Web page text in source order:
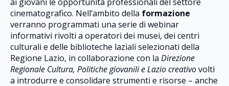
cinematografico. Nell’ambito della formazione
verranno programmati una serie di webinar
informativi rivolti a operatori dei musei, dei centri
culturali e delle biblioteche laziali selezionati della
Regione Lazio, in collaborazione con la Direzione
Regionale Cultura, Politiche giovanili e Lazio creativovolti
a introdurre e consolidare strumenti e risorse – anche